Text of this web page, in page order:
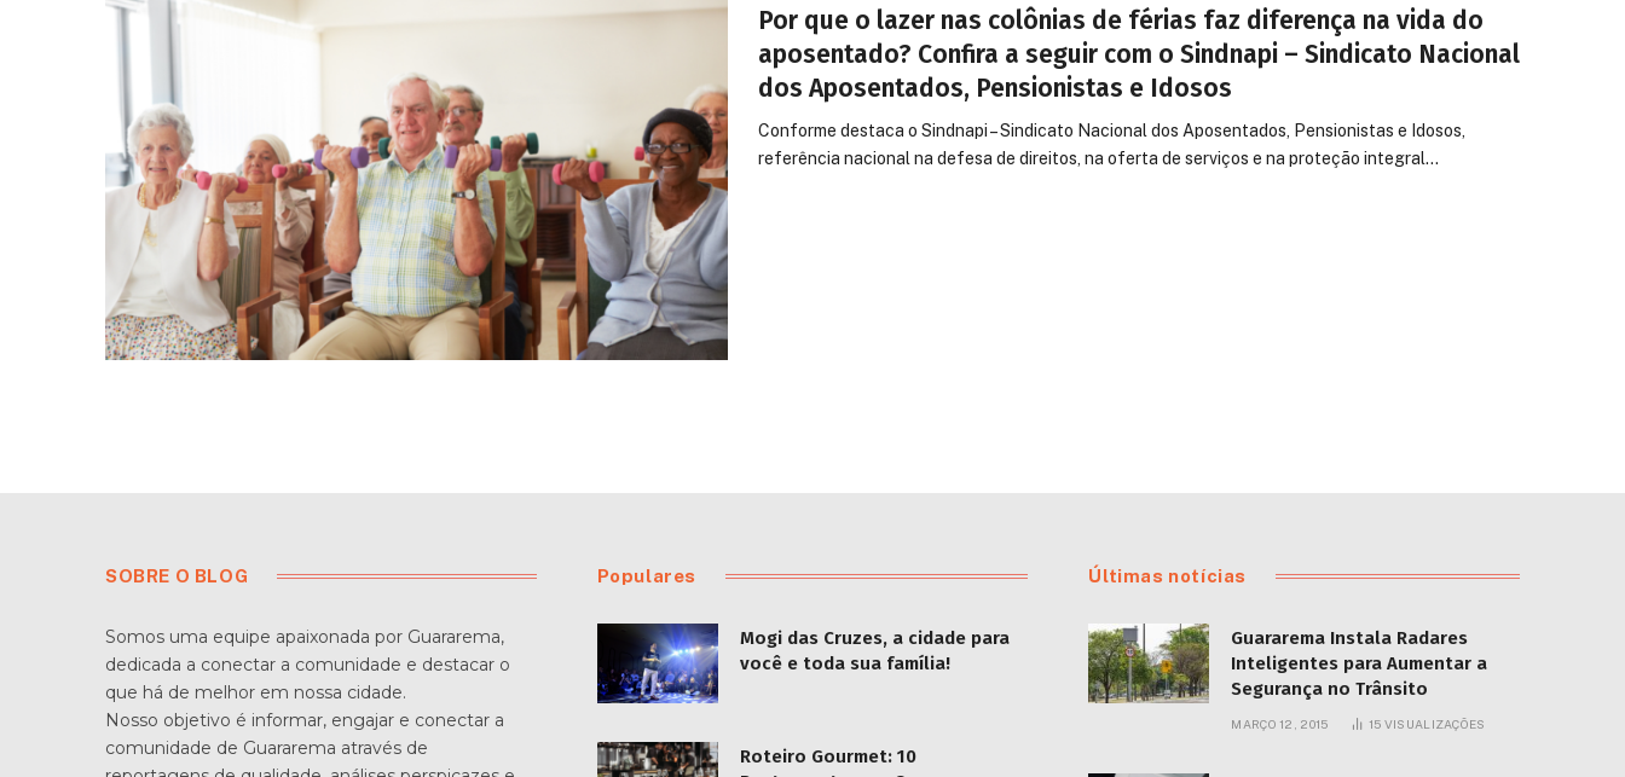
Por que o lazer nas colônias de férias faz diferença na vida do
aposentado? Confira a seguir com o Sindnapi – Sindicato Nacional
dos Aposentados, Pensionistas e Idosos
Conforme destaca o Sindnapi – Sindicato Nacional dos Aposentados, Pensionistas e Idosos,
referência nacional na defesa de direitos, na oferta de serviços e na proteção integral…
SOBRE O BLOG
Somos uma equipe apaixonada por Guararema,
dedicada a conectar a comunidade e destacar o
que há de melhor em nossa cidade.
Nosso objetivo é informar, engajar e conectar a
comunidade de Guararema através de
Populares
Mogi das Cruzes, a cidade para
você e toda sua família!
Roteiro Gourmet: 10
Últimas notícias
Guararema Instala Radares
Inteligentes para Aumentar a
Segurança no Trânsito
MARÇO 12, 2015 15 VISUALIZAÇÕES